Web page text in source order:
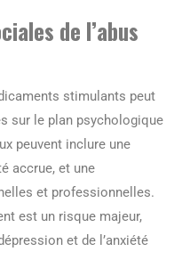
de l’abus
stimulants peut
sur le plan psychologique
peuvent inclure une
accrue, et une
et professionnelles.
est un risque majeur,
et de l’anxiété